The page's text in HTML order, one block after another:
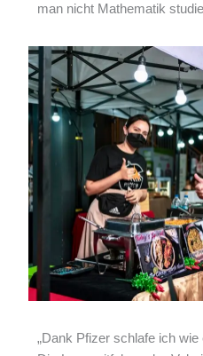
man nicht Mathematik
„Dank Pfizer schlafe ich wie